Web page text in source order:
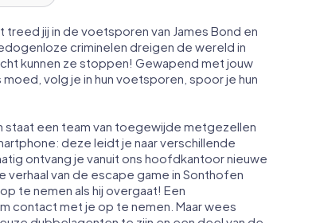
jij in de voetsporen van James Bond en
criminelen dreigen de wereld in
kunnen ze stoppen! Gewapend met jouw
volg je in hun voetsporen, spoor je hun
een team van toegewijde metgezellen
deze leidt je naar verschillende
ontvang je vanuit ons hoofdkantoor nieuwe
van de escape game in Sonthofen
te nemen als hij overgaat! Een
contact met je op te nemen. Maar wees